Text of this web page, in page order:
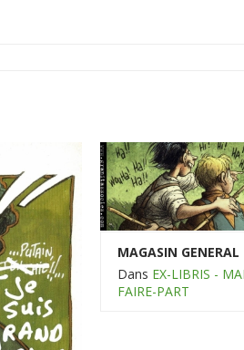
MAGASIN GENERAL
Dans EX-LIBRIS -
FAIRE-PART